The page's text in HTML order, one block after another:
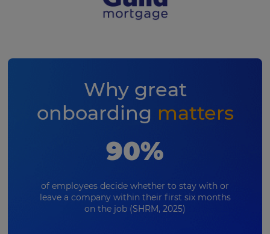
Why great
onboarding matters
90%
of employees decide whether to stay with or
leave a company within their first six months
on the job (SHRM, 2025)